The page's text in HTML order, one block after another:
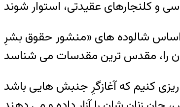
اساس شالوده های «منشور حقوق بشرِ
کنیم که آغازگرِ جنبش هایی باشد